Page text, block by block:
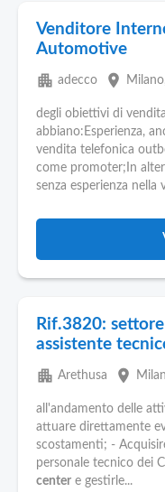
Venditore
Automotive
apartment adecco place Milano
degli obiettivi di
abbiano:Esperienza,
vendita telefonica
come promoter;In
senza esperienza nella
Rif.3820:
assistente
apartment Arethusa place
all'andamento delle
attuare direttamente
scostamenti; -
personale tecnico dei
center e gestirle...